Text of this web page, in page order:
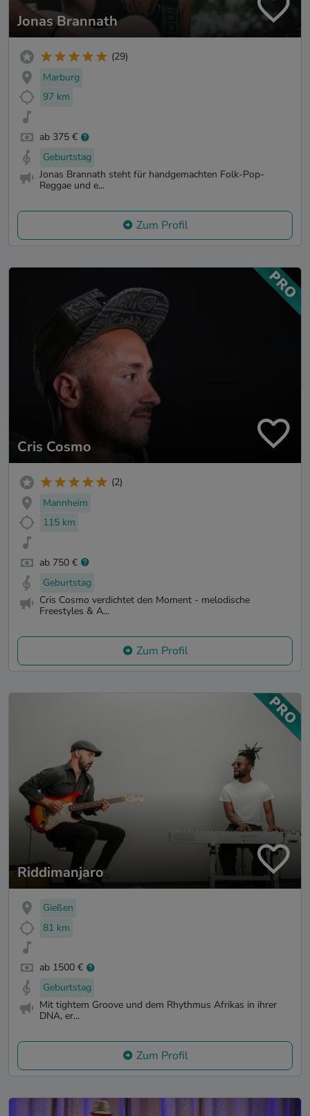
Jonas Brannath
(29)
Marburg
97 km
ab 375 €
Geburtstag
Jonas Brannath steht für handgemachten Folk-Pop-
Reggae und e...
Zum Profil
Cris Cosmo
(2)
Mannheim
115 km
ab 750 €
Geburtstag
Cris Cosmo verdichtet den Moment - melodische
Freestyles & A...
Zum Profil
Riddimanjaro
Gießen
81 km
ab 1500 €
Geburtstag
Mit tightem Groove und dem Rhythmus Afrikas in ihrer
DNA, er...
Zum Profil